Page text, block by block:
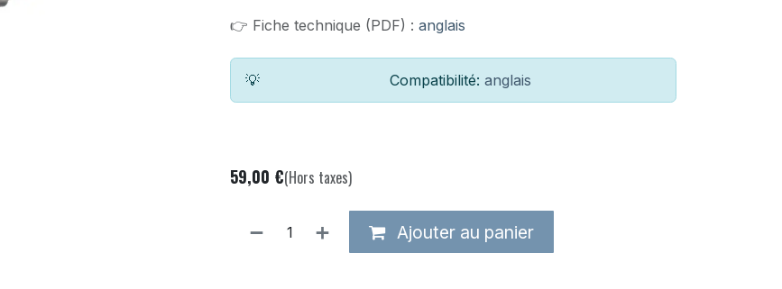
👉 Fiche technique (PDF) : anglais
💡 Compatibilité: anglais
59,00 €(Hors taxes)
Ajouter au panier